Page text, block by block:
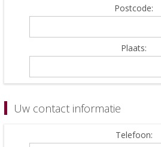
Postcode:
Plaats:
Uw contact informatie
Telefoon: